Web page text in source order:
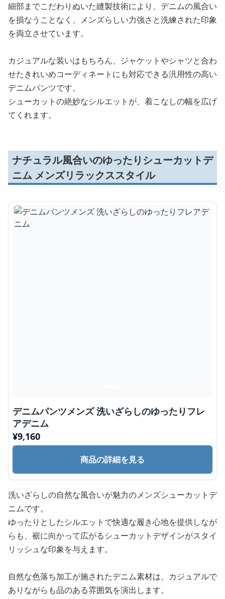
細部までこだわりぬいた縫製技術により、デニムの風合い
を損なうことなく、メンズらしい力強さと洗練された印象
を両立させています。
カジュアルな装いはもちろん、ジャケットやシャツと合わ
せたきれいめコーディネートにも対応できる汎用性の高い
デニムパンツです。
シューカットの絶妙なシルエットが、着こなしの幅を広げ
てくれます。
ナチュラル風合いのゆったりシューカットデ
ニム メンズリラックススタイル
デニムパンツメンズ 洗いざらしのゆったりフレ
アデニム
¥9,160
商品の詳細を見る
洗いざらしの自然な風合いが魅力のメンズシューカットデ
ニムです。
ゆったりとしたシルエットで快適な履き心地を提供しなが
らも、裾に向かって広がるシューカットデザインがスタイ
リッシュな印象を与えます。
自然な色落ち加工が施されたデニム素材は、カジュアルで
ありながらも品のある雰囲気を演出します。